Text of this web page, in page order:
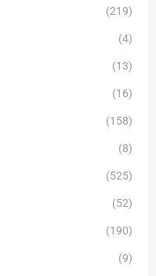
(219)
(4)
(13)
(16)
(158)
(8)
(525)
(52)
(190)
(9)